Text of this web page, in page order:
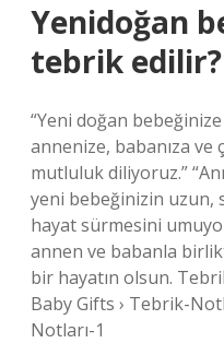
Yenidoğan
tebrik edilir?
“Yeni doğan
annenize, babanıza ve
mutluluk diliyoruz.”
yeni bebeğinizin uzun,
hayat sürmesini
annen ve babanla
bir hayatın olsun.
Baby Gifts › Tebrik-
Notları-1